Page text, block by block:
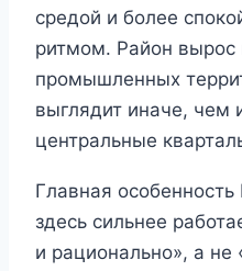
средой и более
ритмом. Район
промышленных
выглядит иначе, чем
центральные
Главная
здесь сильнее
и рационально», а не